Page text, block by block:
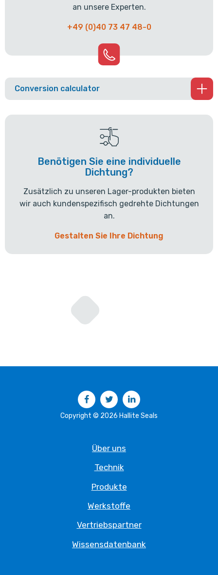
an unsere Experten.
+49 (0)40 73 47 48-0
Conversion calculator
Benötigen Sie eine individuelle
Dichtung?
Zusätzlich zu unseren Lager-produkten bieten
wir auch kundenspezifisch gedrehte Dichtungen
an.
Gestalten Sie Ihre Dichtung
FacebookTwitter
Copyright © 2026 Hallite Seals
Über uns
Technik
Produkte
Werkstoffe
Vertriebspartner
Wissensdatenbank